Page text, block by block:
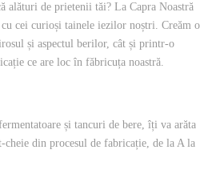
alături de prietenii tăi? La Capra Noastră
cu cei curioși tainele iezilor noștri. Creăm o
și aspectul berilor, cât și printr-o
ce are loc în făbricuța noastră.
și tancuri de bere, îți va arăta
cheie din procesul de fabricație, de la A la